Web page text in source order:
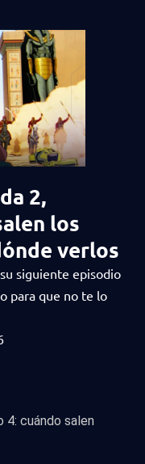
2,
los
verlos
siguiente episodio
para que no te lo
4: cuándo salen